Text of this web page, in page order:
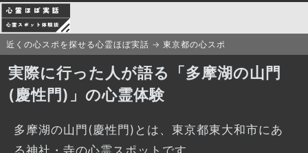
近くの心スポを探せる心霊ほぼ実話 東京都の心スポ
実際に行った人が語る「多摩湖の山門
(慶性門)」の心霊体験
多摩湖の山門(慶性門)とは、東京都東大和市にあ